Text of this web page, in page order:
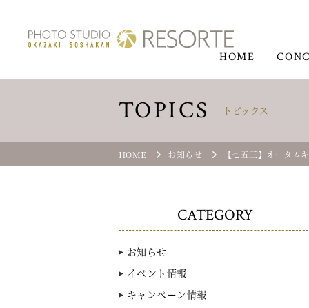
HOME
TOPICS トピックス
HOME お知らせ 【七五三】オータム
CATEGORY
お知らせ
イベント情報
キャンペーン情報